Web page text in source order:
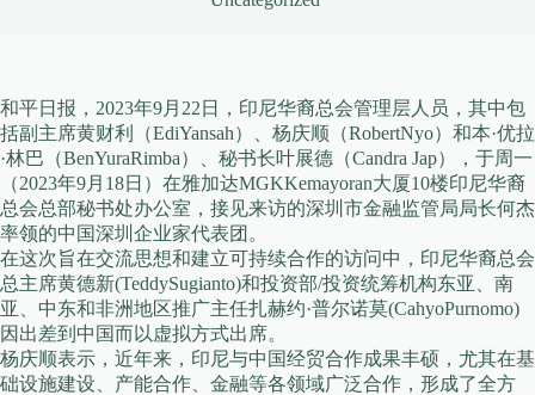
和平日报，2023年9月22日，印尼华裔总会管理层人员，其中包
括副主席黄财利（EdiYansah）、杨庆顺（RobertNyo）和本·优拉
·林巴（BenYuraRimba）、秘书长叶展德（Candra Jap），于周一
（2023年9月18日）在雅加达MGKKemayoran大厦10楼印尼华裔
总会总部秘书处办公室，接见来访的深圳市金融监管局局长何杰
率领的中国深圳企业家代表团。
在这次旨在交流思想和建立可持续合作的访问中，印尼华裔总会
总主席黄德新(TeddySugianto)和投资部/投资统筹机构东亚、南
亚、中东和非洲地区推广主任扎赫约·普尔诺莫(CahyoPurnomo)
因出差到中国而以虚拟方式出席。
杨庆顺表示，近年来，印尼与中国经贸合作成果丰硕，尤其在基
础设施建设、产能合作、金融等各领域广泛合作，形成了全方